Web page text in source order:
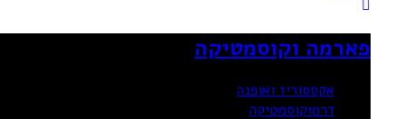
פארמה וקוסמטיקה
אקססוריז ואופנה
דרמוקוסמטיקה